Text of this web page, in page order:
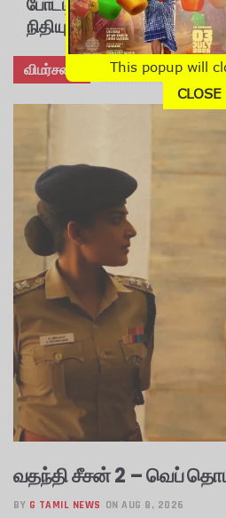
நிதியுதவி
விமர்சனம்
வதந்தி சீசன் 2 – வெப்
BY G TAMIL NEWS ON AUG 8, 2026
This popup will
CLOSE